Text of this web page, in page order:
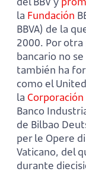
la Fundación
BBVA) de la
2000. Por
bancario no
también ha
como el
la Corporación
Banco
de Bilbao
per le Opere
Vaticano, del
durante